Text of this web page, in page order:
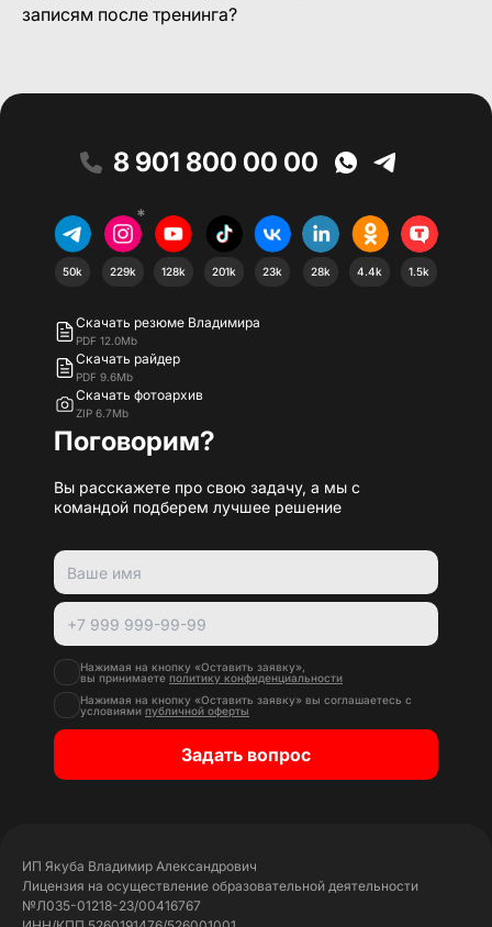
записям после тренинга?
8 901 800 00 00
50k
*
229k 128k 201k 23k 28k 4.4k 1.5k
Скачать резюме Владимира
PDF 12.0Mb
Скачать райдер
PDF 9.6Mb
Скачать фотоархив
ZIP 6.7Mb
Поговорим?
Вы расскажете про свою задачу, а мы с
командой подберем лучшее решение
Нажимая на кнопку «Оставить заявку»,
вы принимаете политику конфиденциальности
Нажимая на кнопку «Оставить заявку» вы соглашаетесь с
условиями публичной оферты
Задать вопрос
ИП Якуба Владимир Александрович
Лицензия на осуществление образовательной деятельности
№Л035-01218-23/00416767